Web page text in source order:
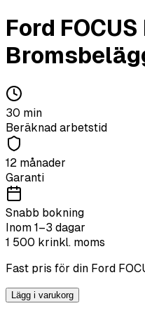
Ford FOCUS
30 min
Beräknad arbetstid
12 månader
Garanti
Snabb bokning
Inom 1–3 dagar
1 500 krinkl. moms
Fast pris för din Ford
Lägg i varukorg